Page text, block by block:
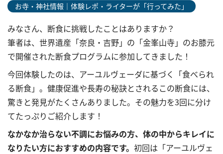
お寺・神社情報｜体験レポ・ライターが「行ってみた」
みなさん、断食に挑戦したことはありますか？
筆者は、世界遺産「奈良・吉野」の「金峯山寺」のお膝元
で開催された断食プログラムに参加してきました！
今回体験したのは、アーユルヴェーダに基づく「食べられ
る断食」。健康促進や長寿の秘訣とされるこの断食には、
驚きと発見がたくさんありました。その魅力を3回に分け
てたっぷりご紹介します！
なかなか治らない不調にお悩みの方、体の中からキレイに
なりたい方におすすめの内容です。 初回は「アーユルヴェ